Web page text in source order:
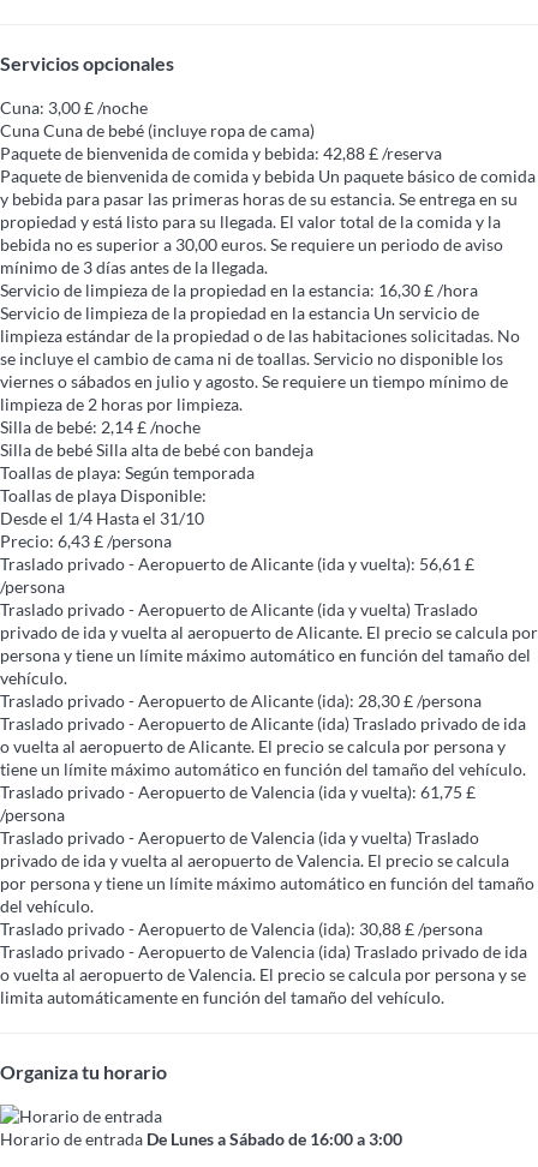
Servicios opcionales
Cuna: 3,00 £ /noche
CunaCuna de bebé (incluye ropa de cama)
Paquete de bienvenida de comida y bebida: 42,88 £ /reserva
Paquete de bienvenida de comida y bebida Un paquete básico de comida
y bebida para pasar las primeras horas de su estancia. Se entrega en su
propiedad y está listo para su llegada. El valor total de la comida y la
bebida no es superior a 30,00 euros. Se requiere un periodo de aviso
mínimo de 3 días antes de la llegada.
Servicio de limpieza de la propiedad en la estancia: 16,30 £ /hora
Servicio de limpieza de la propiedad en la estancia Un servicio de
limpieza estándar de la propiedad o de las habitaciones solicitadas. No
se incluye el cambio de cama ni de toallas. Servicio no disponible los
viernes o sábados en julio y agosto. Se requiere un tiempo mínimo de
limpieza de 2 horas por limpieza.
Silla de bebé: 2,14 £ /noche
Silla de bebéSilla alta de bebé con bandeja
Toallas de playa: Según temporada
Toallas de playa Disponible:
Desde el 1/4 Hasta el 31/10
Precio: 6,43 £ /persona
Traslado privado - Aeropuerto de Alicante (ida y vuelta): 56,61 £
/persona
Traslado privado - Aeropuerto de Alicante (ida y vuelta)Traslado
privado de ida y vuelta al aeropuerto de Alicante. El precio se calcula por
persona y tiene un límite máximo automático en función del tamaño del
vehículo.
Traslado privado - Aeropuerto de Alicante (ida): 28,30 £ /persona
Traslado privado - Aeropuerto de Alicante (ida)Traslado privado de ida
o vuelta al aeropuerto de Alicante. El precio se calcula por persona y
tiene un límite máximo automático en función del tamaño del vehículo.
Traslado privado - Aeropuerto de Valencia (ida y vuelta): 61,75 £
/persona
Traslado privado - Aeropuerto de Valencia (ida y vuelta)Traslado
privado de ida y vuelta al aeropuerto de Valencia. El precio se calcula
por persona y tiene un límite máximo automático en función del tamaño
del vehículo.
Traslado privado - Aeropuerto de Valencia (ida): 30,88 £ /persona
Traslado privado - Aeropuerto de Valencia (ida)Traslado privado de ida
o vuelta al aeropuerto de Valencia. El precio se calcula por persona y se
limita automáticamente en función del tamaño del vehículo.
Organiza tu horario
Horario de entrada De Lunes a Sábado de 16:00 a 3:00